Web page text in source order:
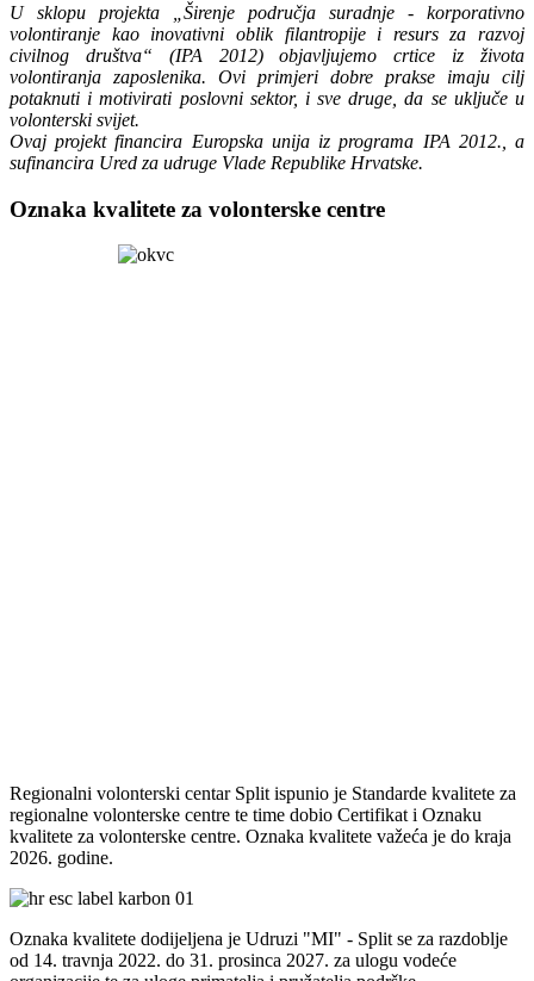
U sklopu projekta „Širenje područja suradnje - korporativno
volontiranje kao inovativni oblik filantropije i resurs za razvoj
civilnog društva“ (IPA 2012) objavljujemo crtice iz života
volontiranja zaposlenika. Ovi primjeri dobre prakse imaju cilj
potaknuti i motivirati poslovni sektor, i sve druge, da se uključe u
volonterski svijet.
Ovaj projekt financira Europska unija iz programa IPA 2012., a
sufinancira Ured za udruge Vlade Republike Hrvatske.
Oznaka kvalitete za volonterske centre
Regionalni volonterski centar Split ispunio je Standarde kvalitete za
regionalne volonterske centre te time dobio Certifikat i Oznaku
kvalitete za volonterske centre. Oznaka kvalitete važeća je do kraja
2026. godine.
Oznaka kvalitete dodijeljena je Udruzi "MI" - Split se za razdoblje
od 14. travnja 2022. do 31. prosinca 2027. za ulogu vodeće